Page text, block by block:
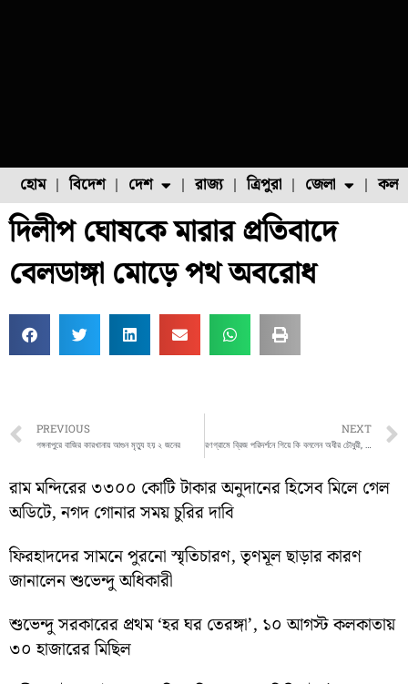
হোম বিদেশ দেশ
ফুল চাষ ফল চাষ মাছ চাষ
রাজ্য ত্রিপুরা জেলা
উত্তর ২৪ পরগনা
দিলীপ ঘোষকে মারার প্রতিবাদে
বেলডাঙ্গা মোড়ে পথ অবরোধ
Prev
PREVIOUS
গঙ্গনাপুরে বাজির কারখানায় আগুন মৃত্যু হয় ২ জনের
NEXT
রণগ্রামে ব্রিজ পরিদর্শনে গিয়ে কি বললেন অধীর চৌধুরী, দেখুন ভিডিও
রাম মন্দিরের ৩৩০০ কোটি টাকার অনুদানের হিসেব মিলে গেল
অডিটে, নগদ গোনার সময় চুরির দাবি
ফিরহাদদের সামনে পুরনো স্মৃতিচারণ, তৃণমূল ছাড়ার কারণ
জানালেন শুভেন্দু অধিকারী
শুভেন্দু সরকারের প্রথম ‘হর ঘর তেরঙ্গা’, ১০ আগস্ট কলকাতায়
৩০ হাজারের মিছিল